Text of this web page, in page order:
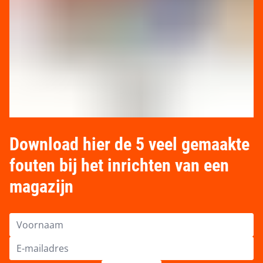
Download hier de 5 veel gemaakte
fouten bij het inrichten van een
magazijn